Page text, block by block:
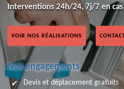
Interventions 24h/24, 7j/7 en
VOIR NOS RÉALISATIONS
Nos engagements
Devis et déplacement gratuits